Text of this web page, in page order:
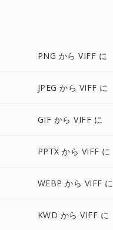
PNG から VIFF に
JPEG から VIFF に
GIF から VIFF に
PPTX から VIFF に
WEBP から VIFF に
KWD から VIFF に